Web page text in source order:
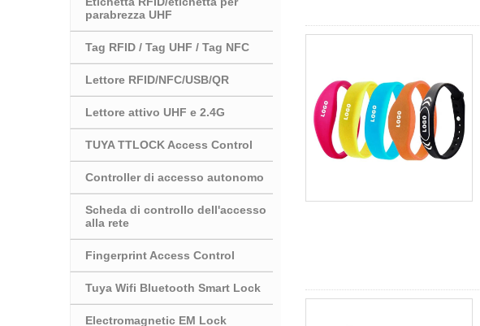
parabrezza UHF
Tag RFID / Tag UHF / Tag NFC
Lettore RFID/NFC/USB/QR
Lettore attivo UHF e 2.4G
TUYA TTLOCK Access Control
Controller di accesso autonomo
Scheda di controllo dell'accesso
alla rete
Fingerprint Access Control
Tuya Wifi Bluetooth Smart Lock
Electromagnetic EM Lock